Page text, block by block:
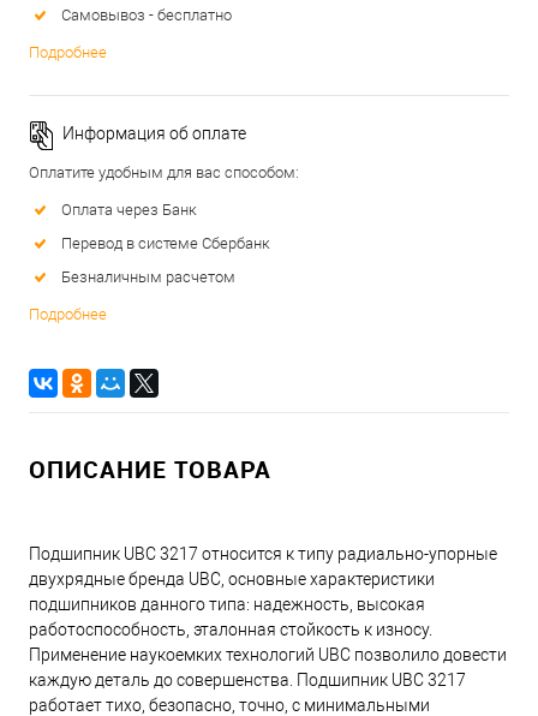
Самовывоз - бесплатно
Подробнее
Информация об оплате
Оплатите удобным для вас способом:
Оплата через Банк
Перевод в системе Сбербанк
Безналичным расчетом
Подробнее
ОПИСАНИЕ ТОВАРА
Подшипник UBC 3217 относится к типу радиально-упорные
двухрядные бренда UBC, основные характеристики
подшипников данного типа: надежность, высокая
работоспособность, эталонная стойкость к износу.
Применение наукоемких технологий UBC позволило довести
каждую деталь до совершенства. Подшипник UBC 3217
работает тихо, безопасно, точно, с минимальными